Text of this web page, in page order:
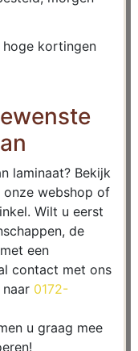
hoge kortingen
laminaat? Bekijk
webshop of
Wilt u eerst
de
een
contact met ons
0172-
u graag mee